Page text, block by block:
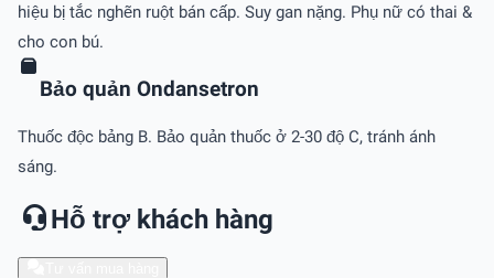
hiệu bị tắc nghẽn ruột bán cấp. Suy gan nặng. Phụ nữ có thai &
cho con bú.
Bảo quản Ondansetron
Thuốc độc bảng B. Bảo quản thuốc ở 2-30 độ C, tránh ánh
sáng.
Hỗ trợ khách hàng